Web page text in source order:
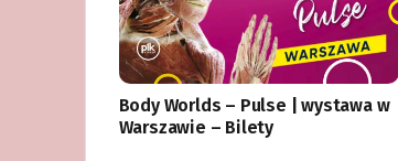
Body Worlds – Pulse | wystawa w
Warszawie – Bilety